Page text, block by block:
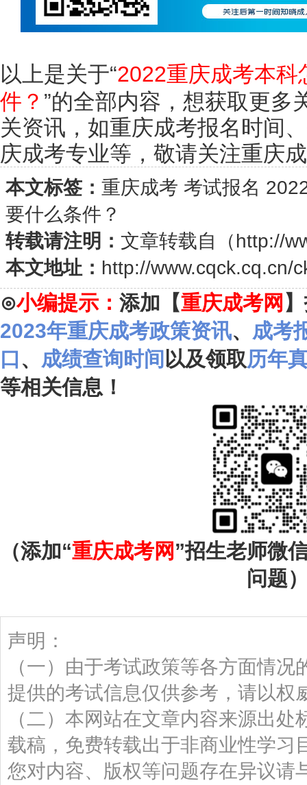
以上是关于“2022重庆成考本科
件？ ”的全部内容，想获取更多
关资讯，如重庆成考报名时间
庆成考专业等，敬请关注重庆
本文标签： 重庆成考 考试报名
要什么条件？
转载请注明： 文章转载自（http://
本文地址： http://www.cqck.cq.cn/
⊙小编提示： 添加【重庆成考网
2023年重庆成考政策资讯、 成考
口 、 成绩查询时间 以及领取历年
等相关信息！
（添加“重庆成考网 ”招生老师微
问题
声明：
（一）由于考试政策等各方面情
提供的考试信息仅供参考，请以权
（二）本网站在文章内容来源出
载稿，免费转载出于非商业性学习
您对内容、版权等问题存在异议请